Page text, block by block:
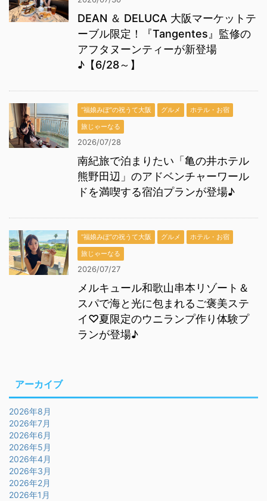
DEAN ＆ DELUCA 大阪マーケットテ
ーブル限定！『Tangentes』監修の
アフタヌーンティーが新登場
♪【6/28～】
“福娘みぽ”の祝うて大阪 グルメ
ホテル・お宿
旅じゃーなる
2026/07/28
南紀旅で泊まりたい「亀の井ホテル
熊野田辺」のアドベンチャーワール
ドを満喫する宿泊プランが登場♪
“福娘みぽ”の祝うて大阪 グルメ
ホテル・お宿
旅じゃーなる
2026/07/27
メルキュール和歌山串本リゾート＆
スパで海と光に包まれるご褒美ステ
イ♡夏限定のウニランプ作り体験プ
ランが登場♪
アーカイブ
2026年8月
2026年7月
2026年6月
2026年5月
2026年4月
2026年3月
2026年2月
2026年1月